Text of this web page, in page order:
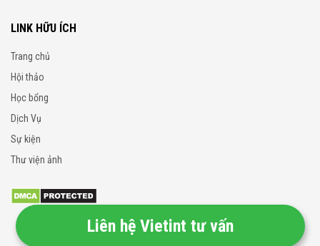
LINK HỮU ÍCH
Trang chủ
Hội thảo
Học bổng
Dịch Vụ
Sự kiện
Thư viện ảnh
Liên hệ Vietint tư vấn